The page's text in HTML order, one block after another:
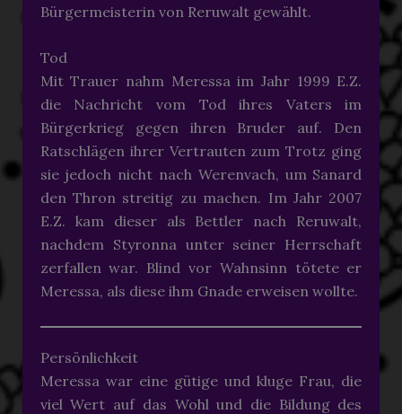
Bürgermeisterin von Reruwalt gewählt.
Tod
Mit Trauer nahm Meressa im Jahr 1999 E.Z.
die Nachricht vom Tod ihres Vaters im
Bürgerkrieg gegen ihren Bruder auf. Den
Ratschlägen ihrer Vertrauten zum Trotz ging
sie jedoch nicht nach Werenvach, um Sanard
den Thron streitig zu machen. Im Jahr 2007
E.Z. kam dieser als Bettler nach Reruwalt,
nachdem Styronna unter seiner Herrschaft
zerfallen war. Blind vor Wahnsinn tötete er
Meressa, als diese ihm Gnade erweisen wollte.
Persönlichkeit
Meressa war eine gütige und kluge Frau, die
viel Wert auf das Wohl und die Bildung des